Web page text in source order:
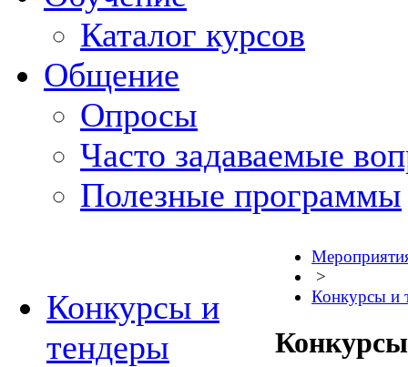
Каталог курсов
Общение
Опросы
Часто задаваемые
Полезные программы
Конкурсы и
тендеры
>
Конкурсы и